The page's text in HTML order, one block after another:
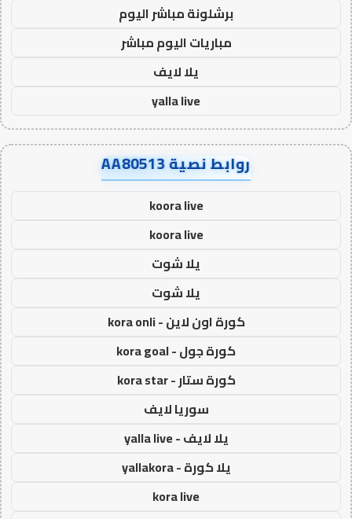
برشلونة مباشر اليوم
مباريات اليوم مباشر
يلا لايف
yalla live
روابط نصية AA80513
koora live
koora live
يلا شوت
يلا شوت
كورة اون لاين - kora onli
كورة جول - kora goal
كورة ستار - kora star
سوريا لايف
يلا لايف - yalla live
يلا كورة - yallakora
kora live